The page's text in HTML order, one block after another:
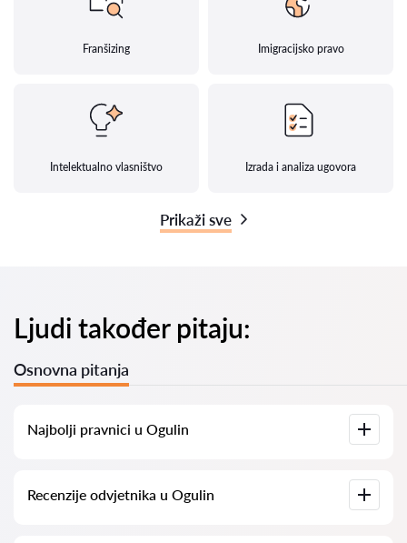
Franšizing Imigracijsko pravo
Intelektualno vlasništvo Izrada i analiza ugovora
Prikaži sve
Ljudi također pitaju:
Osnovna pitanja
Najbolji pravnici u Ogulin
informacijama. Cijene, recenzije, telefonski brojevi i adrese.
Recenzije odvjetnika u Ogulin